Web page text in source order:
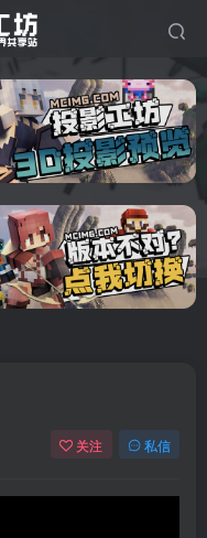
关注 私信